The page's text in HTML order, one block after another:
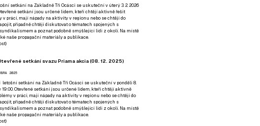
setkání na Základně Tři Ocásci se uskuteční v úterý 3. 2. 2026
setkání jsou určené lidem, kteří chtějí aktivně řešit
v práci, mají nápady na aktivity v regionu nebo se chtějí do
případně chtějí diskutovat o tématech spojených s
a poznat podobně smýšlející lidi z okolí. Na místě
naše propagační materiály a publikace.
)
setkání svazu Priama akcia (08. 12. 2025)
2025
letošní setkání na Základně Tři Ocásci se uskuteční v ponděli 8.
v 19:00. Otevřené setkání jsou určené lidem, kteří chtějí aktivně
v práci, mají nápady na aktivity v regionu nebo se chtějí do
případně chtějí diskutovat o tématech spojených s
a poznat podobně smýšlející lidi z okolí. Na místě
naše propagační materiály a publikace.
)